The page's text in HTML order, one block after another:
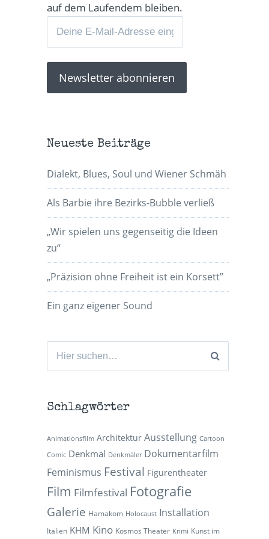
auf dem Laufendem bleiben.
Neueste Beiträge
Dialekt, Blues, Soul und Wiener Schmäh
Als Barbie ihre Bezirks-Bubble verließ
„Wir spielen uns gegenseitig die Ideen
zu“
„Präzision ohne Freiheit ist ein Korsett”
Ein ganz eigener Sound
Suchen
Schlagwörter
Animationsfilm Architektur Ausstellung Cartoon
Comic Denkmal Denkmäler Dokumentarfilm
Feminismus Festival Figurentheater
Film Filmfestival Fotografie
Galerie Hamakom Holocaust Installation
Italien KHM Kino Kosmos Theater Krimi Kunst im